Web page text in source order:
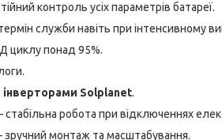
контроль усіх параметрів батареї.
служби навіть при інтенсивному
циклу понад 95%.
інверторами Solplanet.
робота при відключеннях
монтаж та масштабування.